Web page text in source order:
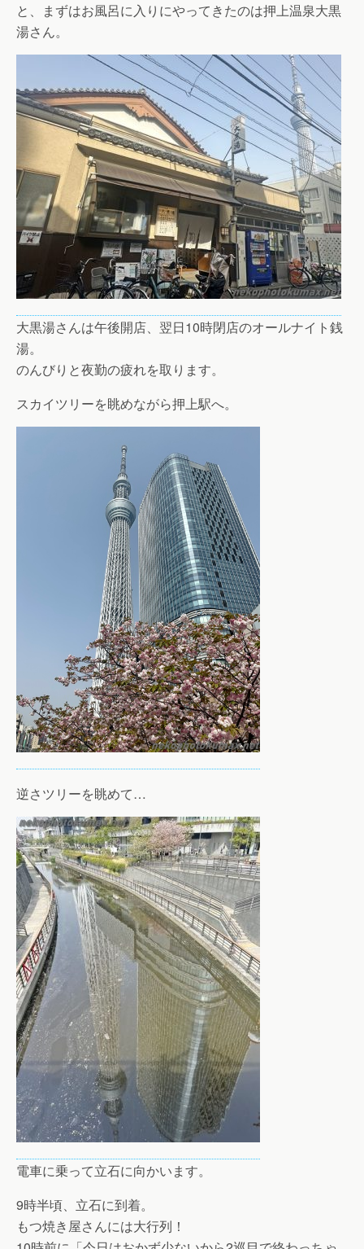
と、まずはお風呂に入りにやってきたのは押上温泉大黒
湯さん。
大黒湯さんは午後開店、翌日10時閉店のオールナイト銭
湯。
のんびりと夜勤の疲れを取ります。
スカイツリーを眺めながら押上駅へ。
逆さツリーを眺めて…
電車に乗って立石に向かいます。
9時半頃、立石に到着。
もつ焼き屋さんには大行列！